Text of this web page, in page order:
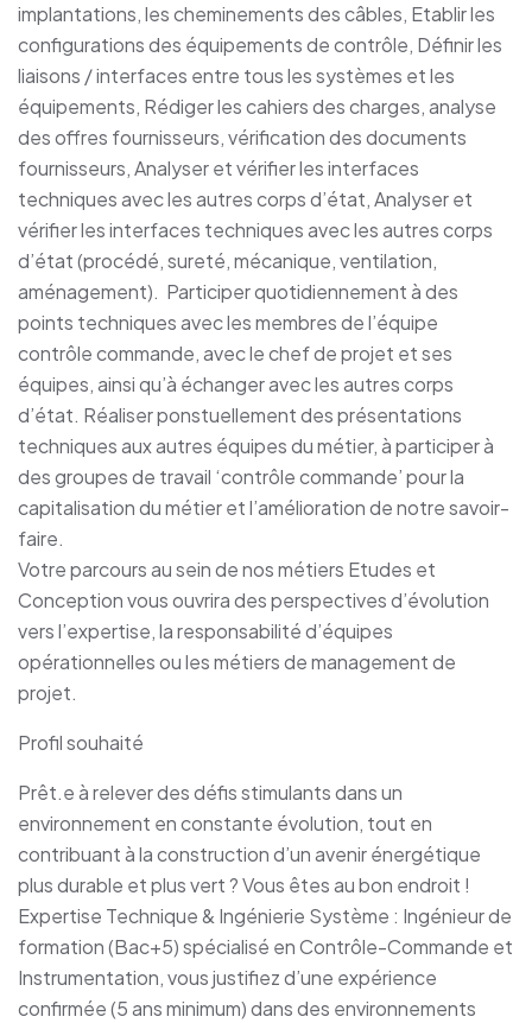
implantations, les cheminements des câbles, Etablir les
configurations des équipements de contrôle, Définir les
liaisons / interfaces entre tous les systèmes et les
équipements, Rédiger les cahiers des charges, analyse
des offres fournisseurs, vérification des documents
fournisseurs, Analyser et vérifier les interfaces
techniques avec les autres corps d’état, Analyser et
vérifier les interfaces techniques avec les autres corps
d’état (procédé, sureté, mécanique, ventilation,
aménagement). Participer quotidiennement à des
points techniques avec les membres de l’équipe
contrôle commande, avec le chef de projet et ses
équipes, ainsi qu’à échanger avec les autres corps
d’état. Réaliser ponstuellement des présentations
techniques aux autres équipes du métier, à participer à
des groupes de travail ‘contrôle commande’ pour la
capitalisation du métier et l’amélioration de notre savoir-
faire.
Votre parcours au sein de nos métiers Etudes et
Conception vous ouvrira des perspectives d’évolution
vers l’expertise, la responsabilité d’équipes
opérationnelles ou les métiers de management de
projet.
Profil souhaité
Prêt.e à relever des défis stimulants dans un
environnement en constante évolution, tout en
contribuant à la construction d’un avenir énergétique
plus durable et plus vert ? Vous êtes au bon endroit !
Expertise Technique & Ingénierie Système : Ingénieur de
formation (Bac+5) spécialisé en Contrôle-Commande et
Instrumentation, vous justifiez d’une expérience
confirmée (5 ans minimum) dans des environnements